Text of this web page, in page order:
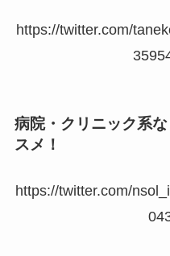
https://twitter.com/
病院・クリニック系
スメ！
https://twitter.com/